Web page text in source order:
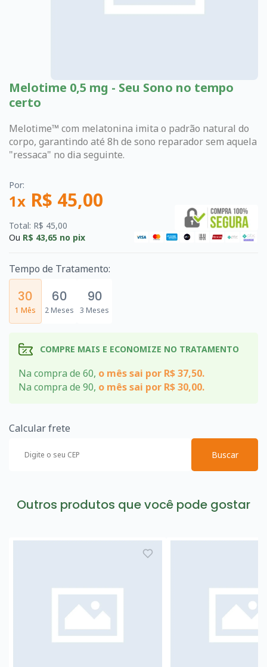
Melotime 0,5 mg - Seu Sono no tempo
certo
Melotime™ com melatonina imita o padrão natural do
corpo, garantindo até 8h de sono reparador sem aquela
"ressaca" no dia seguinte.
Por:
1x R$ 45,00
Total: R$ 45,00
Ou R$ 43,65 no pix
Tempo de Tratamento:
30
1 Mês
60
2 Meses
90
3 Meses
COMPRE MAIS E ECONOMIZE NO TRATAMENTO
Na compra de 60, o mês sai por R$ 37,50.
Na compra de 90, o mês sai por R$ 30,00.
Calcular frete
Buscar
Outros produtos que você pode gostar